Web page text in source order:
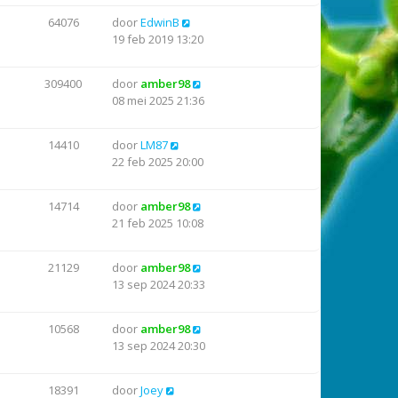
64076 doorEdwinB
19 feb 2019 13:20
309400 door amber98
08 mei 2025 21:36
14410 doorLM87
22 feb 2025 20:00
14714 door amber98
21 feb 2025 10:08
21129 door amber98
13 sep 2024 20:33
10568 door amber98
13 sep 2024 20:30
18391 doorJoey